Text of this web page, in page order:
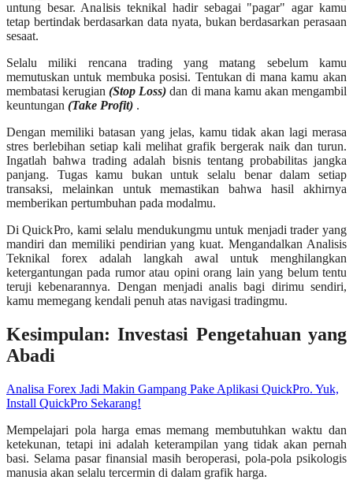
untung besar. Analisis teknikal hadir sebagai "pagar" agar kamu
tetap bertindak berdasarkan data nyata, bukan berdasarkan perasaan
sesaat.
Selalu miliki rencana trading yang matang sebelum kamu
memutuskan untuk membuka posisi. Tentukan di mana kamu akan
membatasi kerugian (Stop Loss) dan di mana kamu akan mengambil
keuntungan (Take Profit) .
Dengan memiliki batasan yang jelas, kamu tidak akan lagi merasa
stres berlebihan setiap kali melihat grafik bergerak naik dan turun.
Ingatlah bahwa trading adalah bisnis tentang probabilitas jangka
panjang. Tugas kamu bukan untuk selalu benar dalam setiap
transaksi, melainkan untuk memastikan bahwa hasil akhirnya
memberikan pertumbuhan pada modalmu.
Di QuickPro, kami selalu mendukungmu untuk menjadi trader yang
mandiri dan memiliki pendirian yang kuat. Mengandalkan Analisis
Teknikal forex adalah langkah awal untuk menghilangkan
ketergantungan pada rumor atau opini orang lain yang belum tentu
teruji kebenarannya. Dengan menjadi analis bagi dirimu sendiri,
kamu memegang kendali penuh atas navigasi tradingmu.
Kesimpulan: Investasi Pengetahuan yang
Abadi
Analisa Forex Jadi Makin Gampang Pake Aplikasi QuickPro. Yuk,
Install QuickPro Sekarang!
Mempelajari pola harga emas memang membutuhkan waktu dan
ketekunan, tetapi ini adalah keterampilan yang tidak akan pernah
basi. Selama pasar finansial masih beroperasi, pola-pola psikologis
manusia akan selalu tercermin di dalam grafik harga.